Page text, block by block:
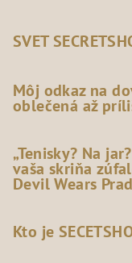
SVET
Môj odkaz na
oblečená až
„Tenisky? Na
vaša skriňa
Devil Wears
Kto je